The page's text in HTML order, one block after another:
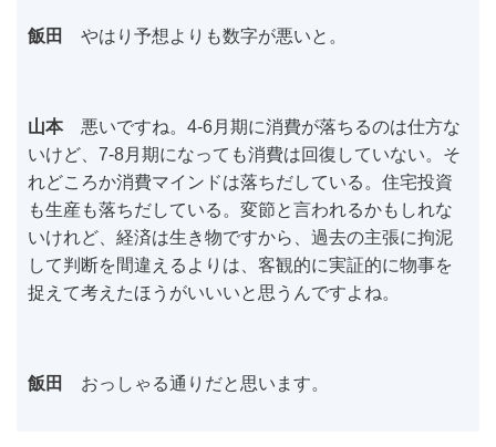
飯田 やはり予想よりも数字が悪いと。
山本悪いですね。4-6月期に消費が落ちるのは仕方な
いけど、7-8月期になっても消費は回復していない。そ
れどころか消費マインドは落ちだしている。住宅投資
も生産も落ちだしている。変節と言われるかもしれな
いけれど、経済は生き物ですから、過去の主張に拘泥
して判断を間違えるよりは、客観的に実証的に物事を
捉えて考えたほうがいいいと思うんですよね。
飯田 おっしゃる通りだと思います。